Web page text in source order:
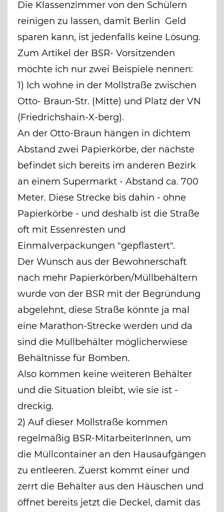
Die Klassenzimmer von den Schülern
reinigen zu lassen, damit Berlin Geld
sparen kann, ist jedenfalls keine Lösung.
Zum Artikel der BSR- Vorsitzenden
möchte ich nur zwei Beispiele nennen:
1) Ich wohne in der Mollstraße zwischen
Otto- Braun-Str. (Mitte) und Platz der VN
(Friedrichshain-X-berg).
An der Otto-Braun hängen in dichtem
Abstand zwei Papierkörbe, der nächste
befindet sich bereits im anderen Bezirk
an einem Supermarkt - Abstand ca. 700
Meter. Diese Strecke bis dahin - ohne
Papierkörbe - und deshalb ist die Straße
oft mit Essenresten und
Einmalverpackungen "gepflastert".
Der Wunsch aus der Bewohnerschaft
nach mehr Papierkörben/Müllbehältern
wurde von der BSR mit der Begründung
abgelehnt, diese Straße könnte ja mal
eine Marathon-Strecke werden und da
sind die Müllbehälter möglicherwiese
Behältnisse für Bomben.
Also kommen keine weiteren Behälter
und die Situation bleibt, wie sie ist -
dreckig.
2) Auf dieser Mollstraße kommen
regelmäßig BSR-MitarbeiterInnen, um
die Müllcontainer an den Hausaufgängen
zu entleeren. Zuerst kommt einer und
zerrt die Behälter aus den Häuschen und
öffnet bereits jetzt die Deckel, damit das